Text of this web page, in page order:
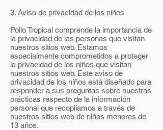
3. Aviso de privacidad de los niños
Pollo Tropical comprende la importancia de
la privacidad de las personas que visitan
nuestros sitios web. Estamos
especialmente comprometidos a proteger
la privacidad de los niños que visitan
nuestros sitios web. Este aviso de
privacidad de los niños está diseñado para
responder a sus preguntas sobre nuestras
prácticas respecto de la información
personal que recopilamos a través de
nuestros sitios web de niños menores de
13 años.